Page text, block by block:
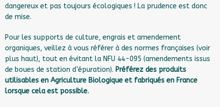
dangereux et pas toujours écologiques ! La prudence est donc
de mise.
Pour les supports de culture, engrais et amendement
organiques, veillez à vous référer à des normes françaises (voir
plus haut), tout en évitant la NFU 44-095 (amendements issus
de boues de station d’épuration). Préférez des produits
utilisables en Agriculture Biologique et fabriqués en France
lorsque cela est possible.